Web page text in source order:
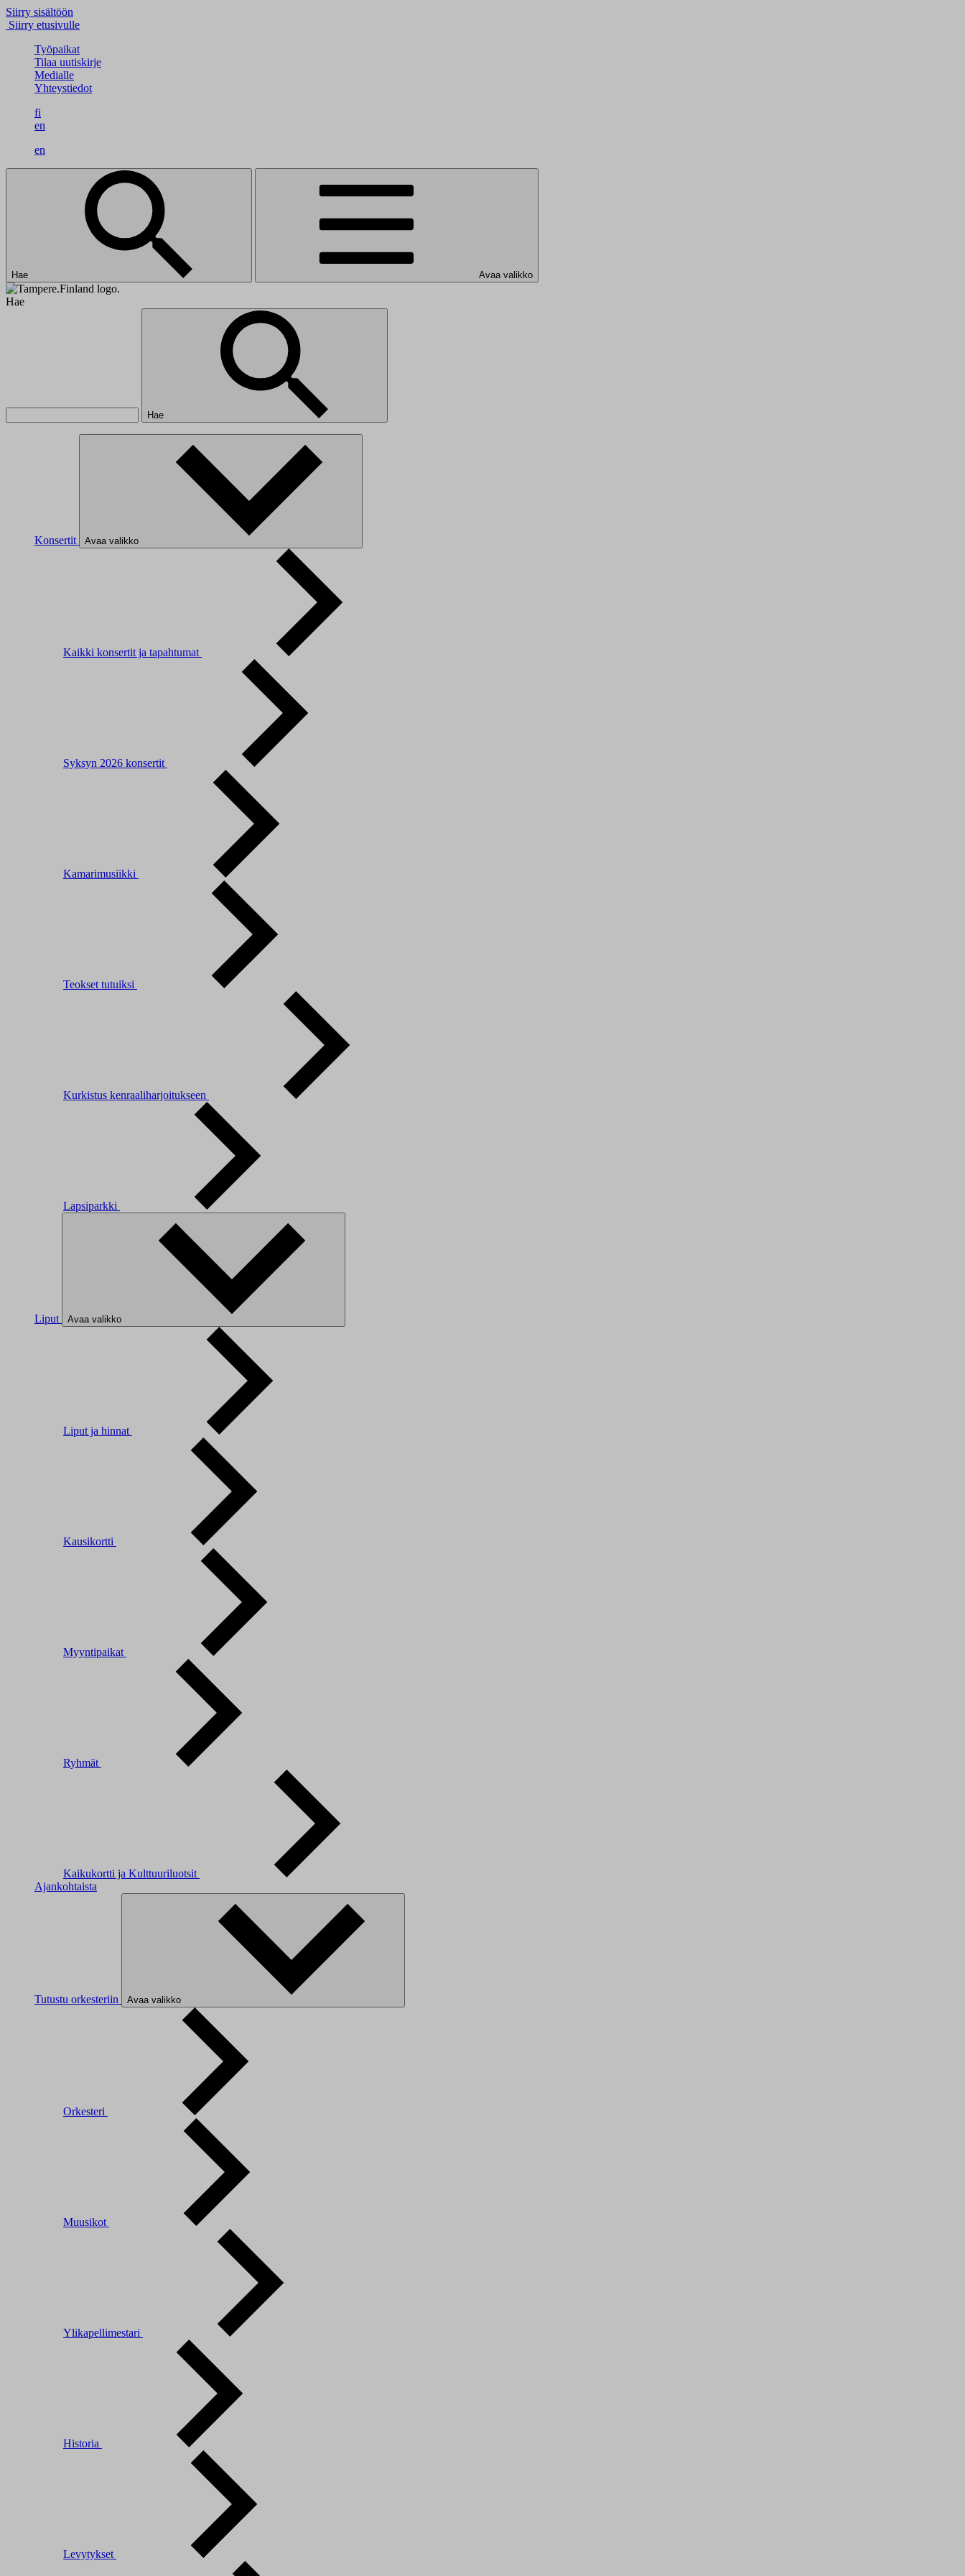
Siirry sisältöön
Siirry etusivulle
Työpaikat
Tilaa uutiskirje
Medialle
Yhteystiedot
fi
en
en
Hae Avaa valikko
Hae
Hae
Konsertit Avaa valikko
Kaikki konsertit ja tapahtumat
Syksyn 2026 konsertit
Kamarimusiikki
Teokset tutuiksi
Kurkistus kenraaliharjoitukseen
Lapsiparkki
Liput Avaa valikko
Liput ja hinnat
Kausikortti
Myyntipaikat
Ryhmät
Kaikukortti ja Kulttuuriluotsit
Ajankohtaista
Tutustu orkesteriin Avaa valikko
Orkesteri
Muusikot
Ylikapellimestari
Historia
Levytykset